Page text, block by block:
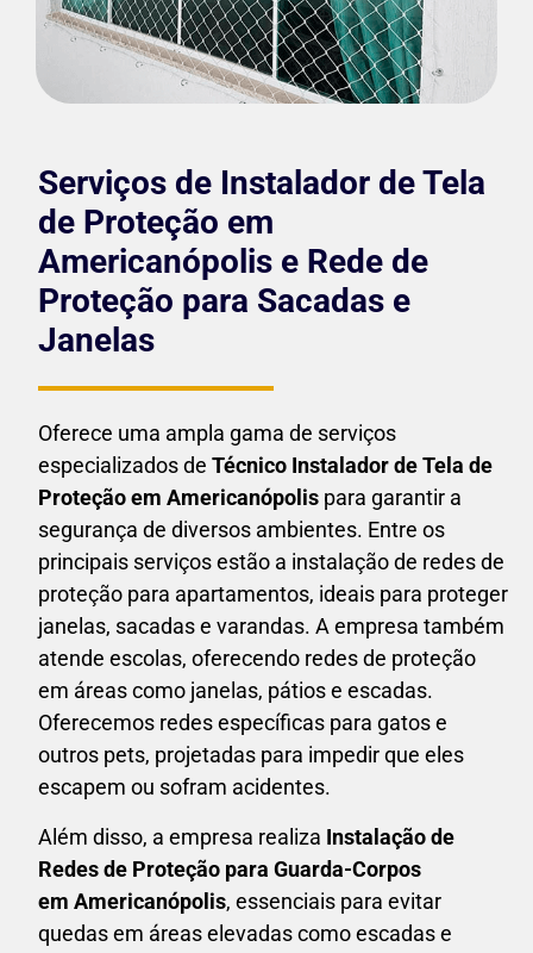
Serviços de Instalador de Tela
de Proteção em
Americanópolis e Rede de
Proteção para Sacadas e
Janelas
Oferece uma ampla gama de serviços
especializados de Técnico Instalador de Tela de
Proteção em Americanópolis para garantir a
segurança de diversos ambientes. Entre os
principais serviços estão a instalação de redes de
proteção para apartamentos, ideais para proteger
janelas, sacadas e varandas. A empresa também
atende escolas, oferecendo redes de proteção
em áreas como janelas, pátios e escadas.
Oferecemos redes específicas para gatos e
outros pets, projetadas para impedir que eles
escapem ou sofram acidentes.
Além disso, a empresa realiza Instalação de
Redes de Proteção para Guarda-Corpos
em Americanópolis, essenciais para evitar
quedas em áreas elevadas como escadas e